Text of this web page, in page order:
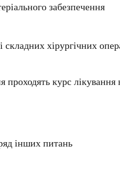
забезпечення
складних хірургічних
курс лікування
інших питань